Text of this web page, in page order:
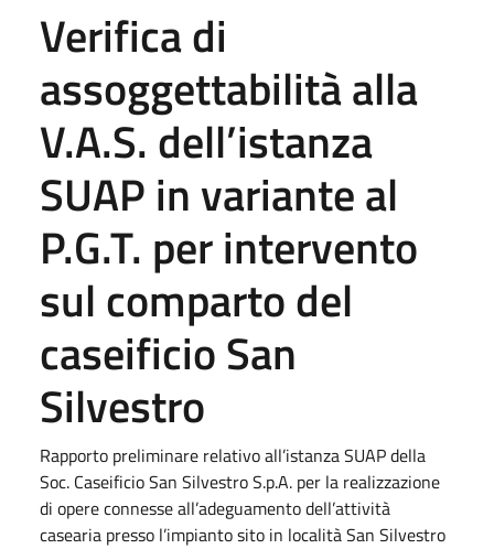
Verifica di
assoggettabilità alla
V.A.S. dell’istanza
SUAP in variante al
P.G.T. per intervento
sul comparto del
caseificio San
Silvestro
Rapporto preliminare relativo all’istanza SUAP della
Soc. Caseificio San Silvestro S.p.A. per la realizzazione
di opere connesse all’adeguamento dell’attività
casearia presso l’impianto sito in località San Silvestro